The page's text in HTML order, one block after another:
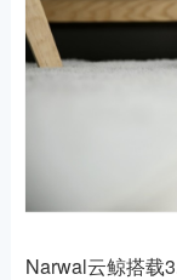
Narwal云鲸搭载